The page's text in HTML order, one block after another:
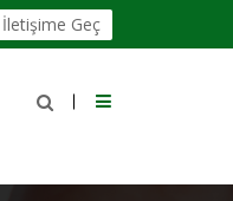
İletişime Geç